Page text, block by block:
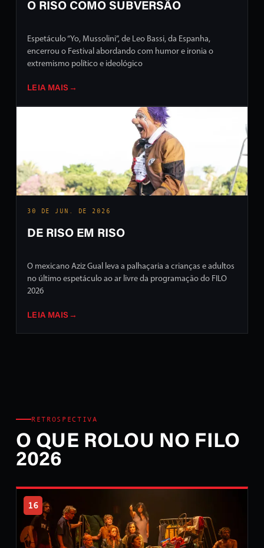
O RISO COMO SUBVERSÃO
Espetáculo “Yo, Mussolini”, de Leo Bassi, da Espanha,
encerrou o Festival abordando com humor e ironia o
extremismo político e ideológico
LEIA MAIS →
30 DE JUN. DE 2026
DE RISO EM RISO
O mexicano Aziz Gual leva a palhaçaria a crianças e adultos
no último espetáculo ao ar livre da programação do FILO
2026
LEIA MAIS →
RETROSPECTIVA
O QUE ROLOU NO FILO
2026
16